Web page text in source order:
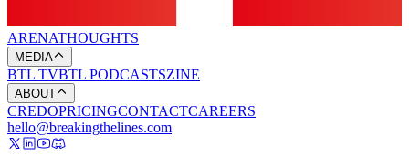
ARENATHOUGHTS
MEDIA
BTL TVBTL PODCASTSZINE
ABOUT
CREDOPRICINGCONTACTCAREERS
hello@breakingthelines.com